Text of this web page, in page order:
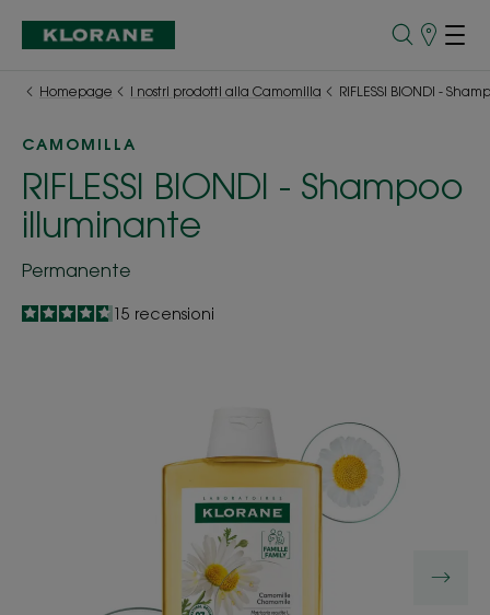
Punti
Homepage I nostri prodotti alla Camomilla RIFLESSI BIONDI -
CAMOMILLA
RIFLESSI BIONDI - Shampoo
illuminante
Permanente
4.7
/515 recensioni